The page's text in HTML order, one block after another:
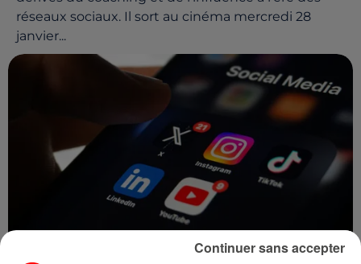
réseaux sociaux. Il sort au cinéma mercredi 28
janvier...
Continuer sans accepter